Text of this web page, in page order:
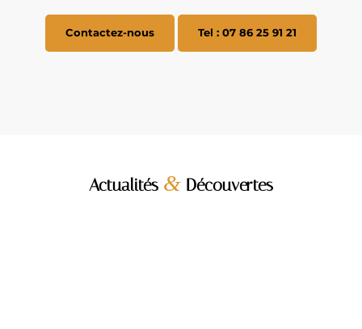
Contactez-nous Tel : 07 86 25 91 21
Actualités &Découvertes